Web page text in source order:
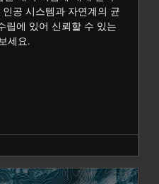
공 시스템과 자연계의 균
립에 있어 신뢰할 수 있는
세요.